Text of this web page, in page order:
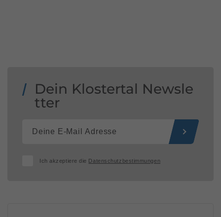
Dein Klostertal Newsle
tter
Ich akzeptiere die Datenschutzbestimmungen